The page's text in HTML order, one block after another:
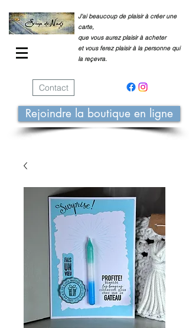
J'ai beaucoup de plaisir à créer une
carte,
que vous aurez plaisir à acheter
et vous ferez plaisir à la personne qui
la reçevra.
Contact
Rejoindre la boutique en ligne